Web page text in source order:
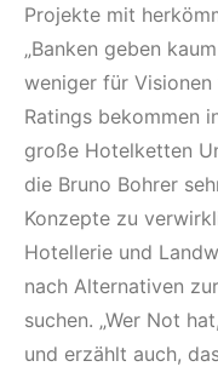
Projekte mit
„Banken geben
weniger für Visionen
Ratings bekommen
große Hotelketten
die Bruno Bohrer
Konzepte zu
Hotellerie und
nach Alternativen
suchen. „Wer Not
und erzählt auch,